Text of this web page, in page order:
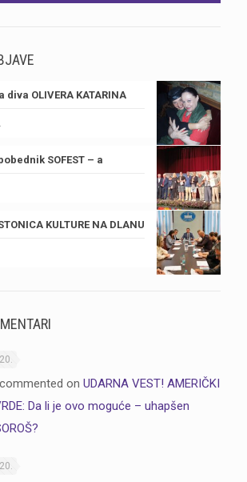
OLIVERA KATARINA
SOFEST – a
KULTURE NA DLANU
commented on UDARNA VEST! AMERIČKI
Da li je ovo moguće – uhapšen